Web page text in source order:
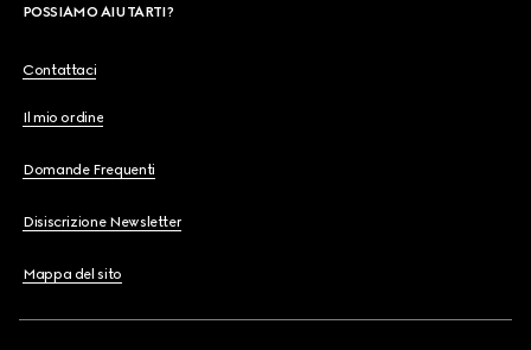
POSSIAMO AIUTARTI?
Contattaci
Il mio ordine
Domande Frequenti
Disiscrizione Newsletter
Mappa del sito